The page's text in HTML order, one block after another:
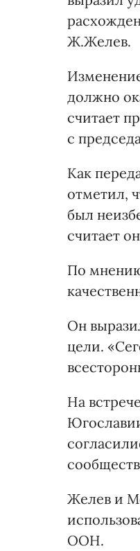
Ж.Желев.
должно
считает
с
Как
отметил,
был
считает
По мнению
Он
цели.
На
Желев и
ООН.